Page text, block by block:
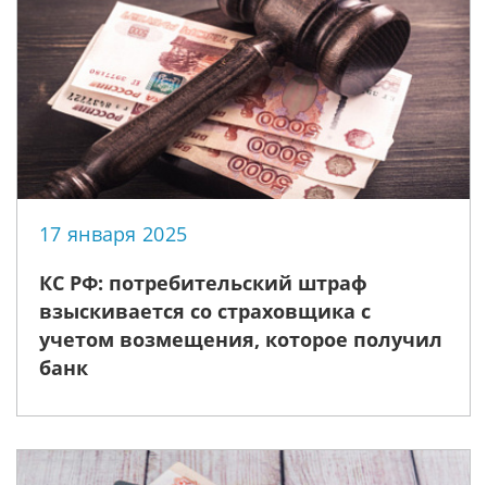
17 января 2025
КС РФ: потребительский штраф
взыскивается со страховщика с
учетом возмещения, которое получил
банк